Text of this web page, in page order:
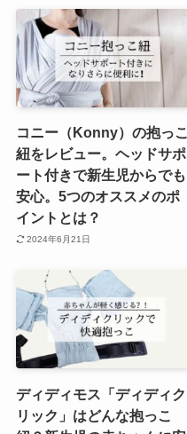
コニー（Konny）の抱っこ
紐をレビュー。ヘッドサポ
ート付きで新生児からでも
安心。5つのオススメのポ
イントとは？
2024年6月21日
ディディモス「ディディク
リック」はどんな抱っこ